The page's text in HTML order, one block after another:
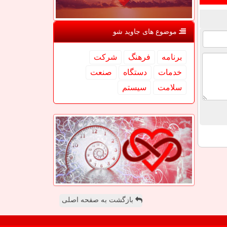
موضوع های جاوید شو
برنامه فرهنگ
شركت
خدمات
دستگاه
صنعت
سلامت
سیستم
بازگشت به صفحه اصلی